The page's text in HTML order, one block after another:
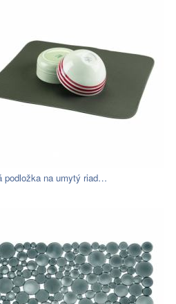
podložka na umytý riad…